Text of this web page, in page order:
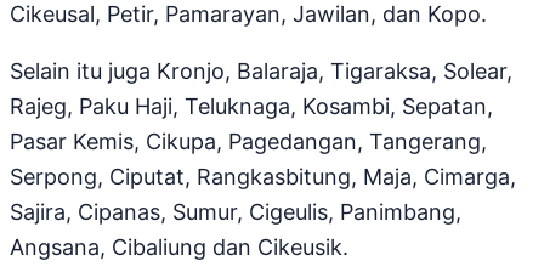
Cikeusal, Petir, Pamarayan, Jawilan, dan Kopo.
Selain itu juga Kronjo, Balaraja, Tigaraksa, Solear,
Rajeg, Paku Haji, Teluknaga, Kosambi, Sepatan,
Pasar Kemis, Cikupa, Pagedangan, Tangerang,
Serpong, Ciputat, Rangkasbitung, Maja, Cimarga,
Sajira, Cipanas, Sumur, Cigeulis, Panimbang,
Angsana, Cibaliung dan Cikeusik.